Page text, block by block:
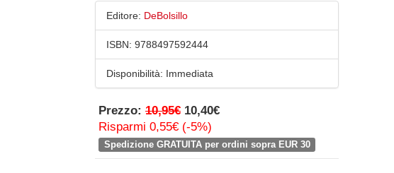
Editore: DeBolsillo
ISBN: 9788497592444
Disponibilità: Immediata
Prezzo: 10,95€ 10,40€
Risparmi 0,55€ (-5%)
Spedizione GRATUITA per ordini sopra EUR 30